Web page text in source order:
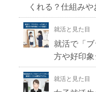
くれる？仕組み
就活と見た目
就活で「
方や好印
就活と見た目